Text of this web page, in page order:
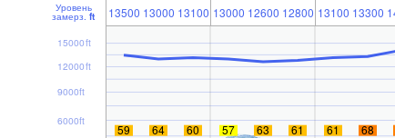
Уровень
замерз. ft 13500 13000 13100 13000 12600 12800 13100 13300
6000ft
9000ft
12000ft
15000ft
59 64 60 57 63 61 61 68